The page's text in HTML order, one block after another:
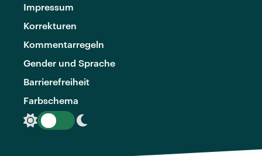
Impressum
Korrekturen
Kommentarregeln
Gender und Sprache
Barrierefreiheit
Farbschema